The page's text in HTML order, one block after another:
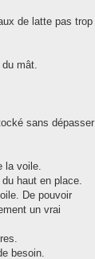
de latte pas trop
mât.
sans dépasser
la voile.
haut en place.
De pouvoir
un vrai
besoin.